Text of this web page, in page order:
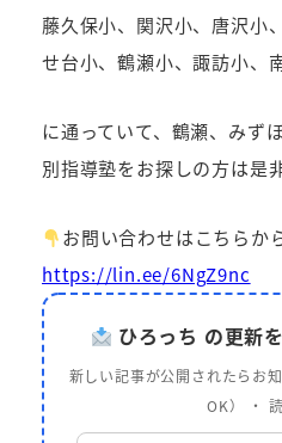
藤久保小、関沢小、唐沢小
せ台小、鶴瀬小、諏訪小、
に通っていて、鶴瀬、みず
別指導塾をお探しの方は是
お問い合わせはこちらか
https://lin.ee/6NgZ9nc
ひろっち の更新
新しい記事が公開されたらお
OK） ・